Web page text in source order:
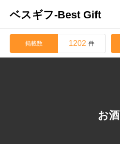
ベスギフ-Best Gift
掲載数 1202 件
お酒